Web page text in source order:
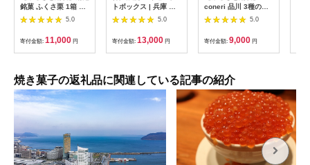
銘菓 ふくさ栗 1箱 9
個入り 有限会社中原
松月堂 《30日以内に
出荷予定(土日祝除
く)》熊本県 菊池市 和
菓子 洋菓子 お菓子 焼
栗 和栗 パイ生地 デザ
ート スイーツ 九州
5.0
寄付金額: 11,000 円
トボックス | 兵庫 兵
庫県 神戸 神戸市 近畿
お取り寄せ ご当地 名
産品 特産品 お土産 神
戸土産 楽天ふるさと
ふるさと 納税 2020
お菓子 菓子 パイ 洋菓
子 スイーツ お取り寄
5.0
寄付金額: 13,000 円
coneri 品川 3種のア
ソート ( シナモロール
) & 季節のパイ / チョ
コスティックパイ 洋
菓子 お菓子 スイーツ
しながわシナモン 限
川区
5.0
寄付金額: 9,000 円
焼き菓子の返礼品に関連している記事の紹介